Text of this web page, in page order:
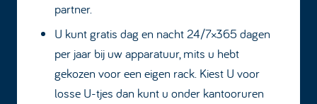
partner.
U kunt gratis dag en nacht 24/7×365 dagen
per jaar bij uw apparatuur, mits u hebt
gekozen voor een eigen rack. Kiest U voor
losse U-tjes dan kunt u onder kantooruren